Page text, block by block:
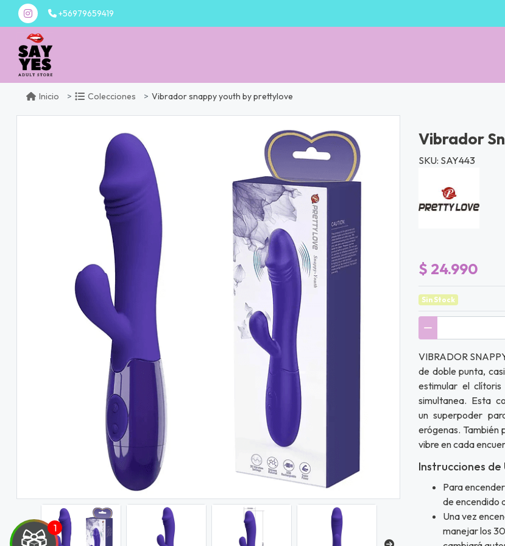
+56979659419
Inicio Colecciones Vibrador snappy youth by prettylove
Vibrador
SKU: SAY443
$ 24.990
Sin Stock
VIBRADOR
de doble punta,
estimular el
simultanea. Esta
un superpoder
erógenas. También
vibre en cada
Instrucciones de
Para
de encendido
Una vez
manejar los